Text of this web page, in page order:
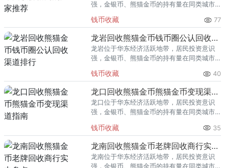
强，金银币、熊猫金币的持有量在同类城市
熊猫金币的需求就明显升温，但鱼龙混杂的
回收渠道里，能精准识别版别溢
钱币收藏 77
龙岩回收熊猫金币钱币圈公认回收渠道排行
龙岩位于华东经济活跃地带，居民投资意识
强，金银币、熊猫金币的持有量在同类城市
熊猫金币的需求就明显升温，但鱼龙混杂的
回收渠道里，能精准识别版别溢
钱币收藏 40
龙口回收熊猫金币熊猫金币变现渠道指南
龙口位于华东经济活跃地带，居民投资意识
强，金银币、熊猫金币的持有量在同类城市
熊猫金币的需求就明显升温，但鱼龙混杂的
回收渠道里，能精准识别版别溢
钱币收藏 35
龙南回收熊猫金币老牌回收商行实力盘点
龙南位于华东经济活跃地带，居民投资意识
强，金银币、熊猫金币的持有量在同类城市